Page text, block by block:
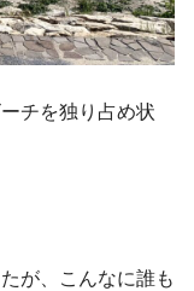
チを独り占め状
が、こんなに誰も